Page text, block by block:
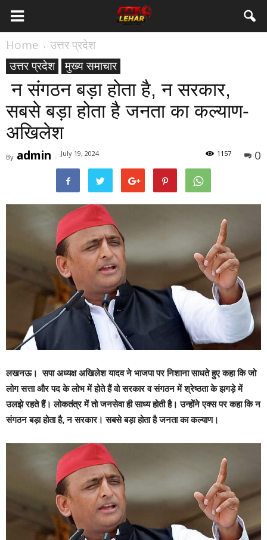
Home
उत्तर प्रदेश
उत्तर प्रदेश
मुख्य समाचार
न संगठन बड़ा होता है, न सरकार,
सबसे बड़ा होता है जनता का कल्याण-
अखिलेश
By admin - July 19, 2024 0
1157
लखनऊ। सपा अध्यक्ष अखिलेश यादव ने भाजपा पर निशाना साधते हुए कहा कि जो
लोग सत्ता और पद के लोभ में होते हैं वो सरकार व संगठन में श्रेष्ठता के झगड़े में
उलझे रहते हैं। लोकतंत्र में तो जनसेवा ही साध्य होती है। उन्होंने एक्स पर कहा कि न
संगठन बड़ा होता है, न सरकार। सबसे बड़ा होता है जनता का कल्याण।